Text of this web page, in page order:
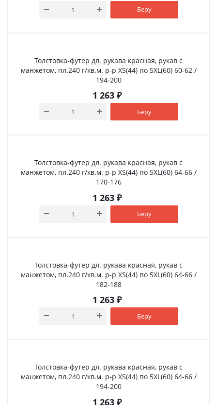
Беру
Толстовка-футер дл. рукава красная, рукав с
манжетом, пл.240 г/кв.м. р-р XS(44) по 5XL(60) 60-62 /
194-200
1 263₽
Беру
Толстовка-футер дл. рукава красная, рукав с
манжетом, пл.240 г/кв.м. р-р XS(44) по 5XL(60) 64-66 /
170-176
1 263₽
Беру
Толстовка-футер дл. рукава красная, рукав с
манжетом, пл.240 г/кв.м. р-р XS(44) по 5XL(60) 64-66 /
182-188
1 263₽
Беру
Толстовка-футер дл. рукава красная, рукав с
манжетом, пл.240 г/кв.м. р-р XS(44) по 5XL(60) 64-66 /
194-200
1 263₽